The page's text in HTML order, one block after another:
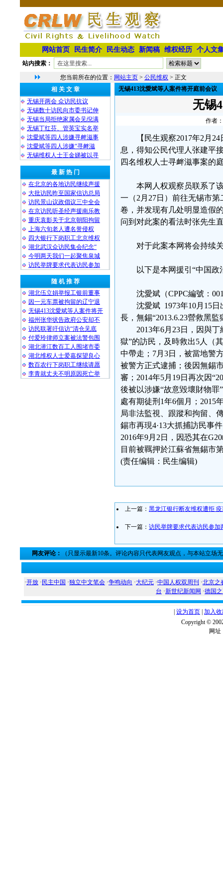
网站首页 民生简介 民生动态 新闻稿 维权经历 个人文
站内搜索：
您当前所在的位置： 网站主页 > 公民维权 > 正文
相 关 文 章
无锡开两会 众访民抗议
无锡数十访民向市委书记伸
无锡当局拒绝家属会见倪满
无锡丁红芬、管英宝实名举
沈愛斌等四人涉嫌寻衅滋事
沈愛斌等四人涉嫌“寻衅滋
无锡维权人士王金娣被以寻
最 新 热 门
在北京的各地访民继续声援
大批访民昨至国家信访总局
访民景山议政倡议三中全会
在京访民听圣经声援南乐教
重庆袁影关于北京朝阳拘留
上海六旬老人遭名誉侵权
四大银行下岗职工北京维权
湖北武汉众访民集会纪念“
今明两天我们一起聚焦泉城
访民举牌要求代表访民参加
随 机 推 荐
湖北伍立娟举报工银前董事
因一元车票被拘留的辽宁退
无锡413沈愛斌等人案件将开
福州张华状告政府公安却不
访民联署吁信访“清仓见底
付爱玲律师立案被法警包围
湖北潜江数百工人围堵市委
湖北维权人士爱嘉探望良心
数百农行下岗职工继续请愿
李青就丈夫不明原因死亡举
无锡413沈愛斌等人案件将开庭前会议
无锡
作者
【民生观察2017年2月
息，得知公民代理人张建平
四名维权人士寻衅滋事案的
本网人权观察员联系了
一（2月27日）前往无锡市
卷，并发现有几处明显造假
问到对此案的看法时张先生
对于此案本网将会持续
以下是本网援引“中国
沈愛斌（CPPC編號：
沈愛斌 1973年10月15
長，無錫“2013.6.23營救黑
2013年6月23日，因與
獄”的訪民，及時救出5人（
中帶走；7月3日，被當地警
被警方正式逮捕；後因無錫
審；2014年5月19日再次因
後被以涉嫌“故意毀壞財物罪
處有期徒刑1年6個月；2015
局非法監視、跟蹤和拘留、
錫市再現4·13大抓捕訪民事
2016年9月2日，因恐其在
目前被羈押於江蘇省無錫市
(责任编辑：民生编辑)
上一篇： 黑龙江银行断友维权遭拒
下一篇： 访民举牌要求代表访民参加
网友评论： （只显示最新10条。评论内容只代表网友观点，与本站立场
·开放 · 民主中国 ·独立中文笔会 ·争鸣动向 ·大纪元 ·中国人权双周刊 ·北京之
台 ·新世纪新闻网 ·德国
设为首页 加入
Copyright ©
网址